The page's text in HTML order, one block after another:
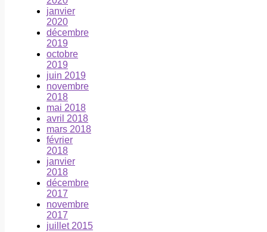
janvier
2020
décembre
2019
octobre
2019
juin 2019
novembre
2018
mai 2018
avril 2018
mars 2018
février
2018
janvier
2018
décembre
2017
novembre
2017
juillet 2015